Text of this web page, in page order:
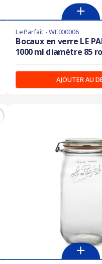
Le Parfait - WE000006
Bocaux en verre LE
1000 ml diamètre 85
AJOUTER AU